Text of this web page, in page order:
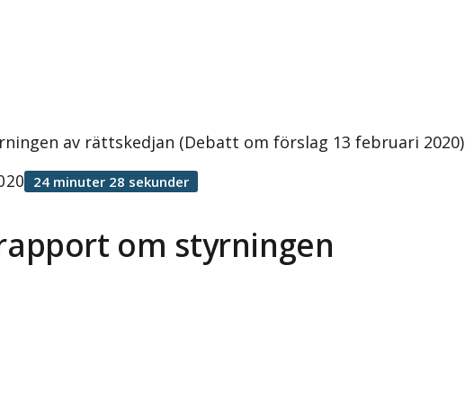
av rättskedjan (Debatt om förslag 13 februari 2020)
om styrningen
24 minuter 28 sekunder